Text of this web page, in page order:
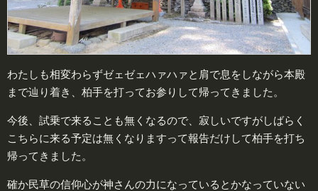
わたしも相変わらずゼェゼェハァハァと肩で息をしながら本殿
まで辿り着き、柏手を打ってお参りして帰ってきました。
今後、試乗で来ることも無くなるので、寂しいですがしばらく
こちらに来る予定は無くなりますって報告だけして柏手を打ち
帰ってきました。
確か民草の信仰心が神さんの力になっているとかなっていない